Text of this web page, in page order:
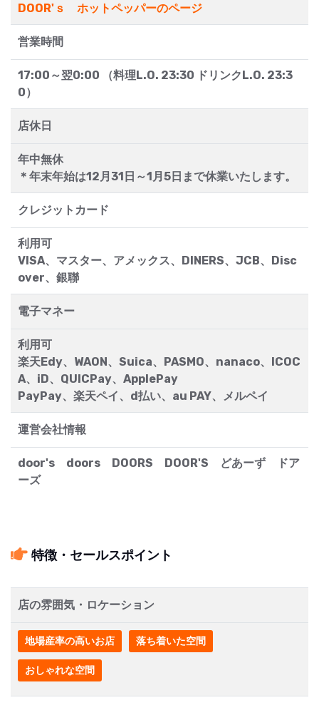
DOOR'ｓ ホットペッパーのページ
営業時間
17:00～翌0:00 （料理L.O. 23:30 ドリンクL.O. 23:3
0）
店休日
年中無休
＊年末年始は12月31日～1月5日まで休業いたします。
クレジットカード
利用可
VISA、マスター、アメックス、DINERS、JCB、Disc
over、銀聯
電子マネー
利用可
楽天Edy、WAON、Suica、PASMO、nanaco、ICOC
A、iD、QUICPay、ApplePay
PayPay、楽天ペイ、d払い、au PAY、メルペイ
運営会社情報
door's doors DOORS DOOR'S どあーず ドア
ーズ
特徴・セールスポイント
店の雰囲気・ロケーション
地場産率の高いお店 落ち着いた空間
おしゃれな空間